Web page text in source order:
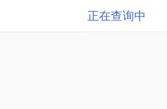
正在查询中